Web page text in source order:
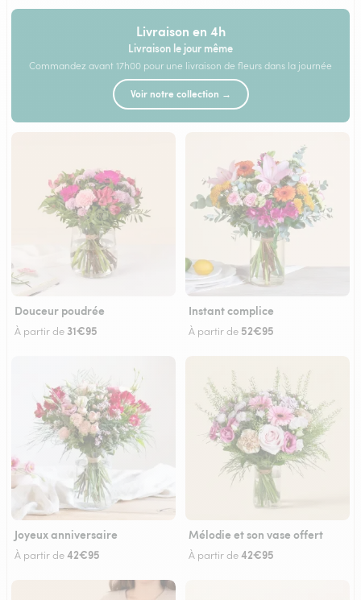
Livraison en 4h
Livraison le jour même
Commandez avant 17h00 pour une livraison de fleurs dans la journée
Voir notre collection →
Douceur poudrée
À partir de 31€95
Instant complice
À partir de 52€95
Joyeux anniversaire
À partir de42€95
Mélodie et son vase offert
À partir de42€95